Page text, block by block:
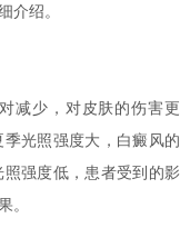
介绍。
少，对皮肤的伤害更
光照强度大，白癜风的
强度低，患者受到的影
。